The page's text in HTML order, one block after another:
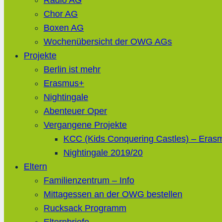
Chor AG
Boxen AG
Wochenübersicht der OWG AGs
Projekte
Berlin ist mehr
Erasmus+
Nightingale
Abenteuer Oper
Vergangene Projekte
KCC (Kids Conquering Castles) –
Nightingale 2019/20
Eltern
Familienzentrum – Info
Mittagessen an der OWG bestellen
Rucksack Programm